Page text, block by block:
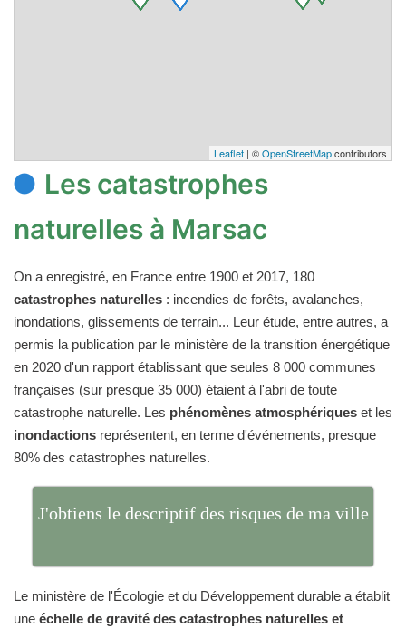
Leaflet | ©OpenStreetMapcontributors
Les catastrophes
naturelles à Marsac
On a enregistré, en France entre 1900 et 2017, 180
catastrophes naturelles : incendies de forêts, avalanches,
inondations, glissements de terrain... Leur étude, entre autres, a
permis la publication par le ministère de la transition énergétique
en 2020 d'un rapport établissant que seules 8 000 communes
françaises (sur presque 35 000) étaient à l'abri de toute
catastrophe naturelle. Les phénomènes atmosphériques et les
inondactions représentent, en terme d'événements, presque
80% des catastrophes naturelles.
J'obtiens le descriptif des risques de ma ville
Le ministère de l'Écologie et du Développement durable a établit
une échelle de gravité des catastrophes naturelles et